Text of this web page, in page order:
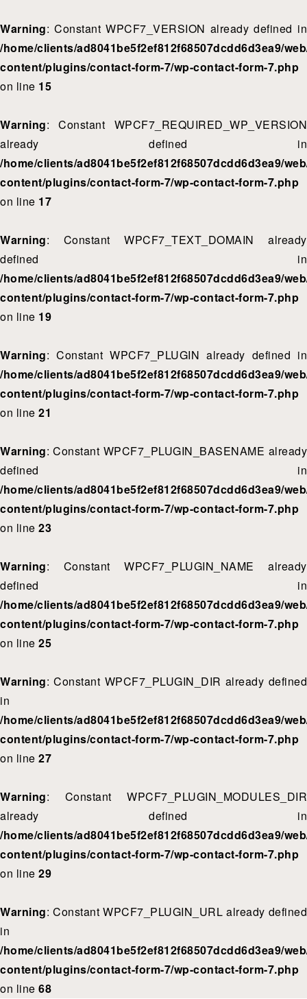
Warning: Constant WPCF7_VERSION already defined in
/home/clients/ad8041be5f2ef812f68507dcdd6d3ea9/
content/plugins/contact-form-7/wp-contact-form-7.php
on line 15
Warning: Constant WPCF7_REQUIRED_WP_VERSION
already defined in
/home/clients/ad8041be5f2ef812f68507dcdd6d3ea9/
content/plugins/contact-form-7/wp-contact-form-7.php
on line 17
Warning: Constant WPCF7_TEXT_DOMAIN already
defined in
/home/clients/ad8041be5f2ef812f68507dcdd6d3ea9/
content/plugins/contact-form-7/wp-contact-form-7.php
on line 19
Warning: Constant WPCF7_PLUGIN already defined in
/home/clients/ad8041be5f2ef812f68507dcdd6d3ea9/
content/plugins/contact-form-7/wp-contact-form-7.php
on line 21
Warning: Constant WPCF7_PLUGIN_BASENAME already
defined in
/home/clients/ad8041be5f2ef812f68507dcdd6d3ea9/
content/plugins/contact-form-7/wp-contact-form-7.php
on line 23
Warning: Constant WPCF7_PLUGIN_NAME already
defined in
/home/clients/ad8041be5f2ef812f68507dcdd6d3ea9/
content/plugins/contact-form-7/wp-contact-form-7.php
on line 25
Warning: Constant WPCF7_PLUGIN_DIR already defined
in
/home/clients/ad8041be5f2ef812f68507dcdd6d3ea9/
content/plugins/contact-form-7/wp-contact-form-7.php
on line 27
Warning: Constant WPCF7_PLUGIN_MODULES_DIR
already defined in
/home/clients/ad8041be5f2ef812f68507dcdd6d3ea9/
content/plugins/contact-form-7/wp-contact-form-7.php
on line 29
Warning: Constant WPCF7_PLUGIN_URL already defined
in
/home/clients/ad8041be5f2ef812f68507dcdd6d3ea9/
content/plugins/contact-form-7/wp-contact-form-7.php
on line 68